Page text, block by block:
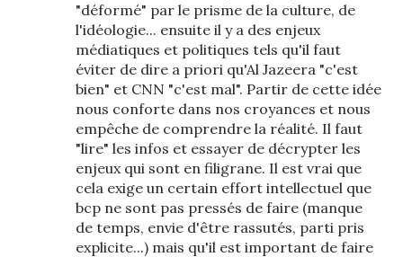
"déformé" par le prisme de la culture, de
l'idéologie... ensuite il y a des enjeux
médiatiques et politiques tels qu'il faut
éviter de dire a priori qu'Al Jazeera "c'est
bien" et CNN "c'est mal". Partir de cette idée
nous conforte dans nos croyances et nous
empêche de comprendre la réalité. Il faut
"lire" les infos et essayer de décrypter les
enjeux qui sont en filigrane. Il est vrai que
cela exige un certain effort intellectuel que
bcp ne sont pas pressés de faire (manque
de temps, envie d'être rassutés, parti pris
explicite...) mais qu'il est important de faire